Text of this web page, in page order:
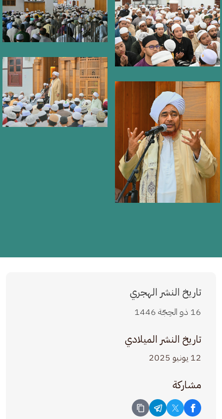
تاريخ النشر الهجري
16 ذو الحِجّة 1446
تاريخ النشر الميلادي
12 يونيو 2025
مشاركة